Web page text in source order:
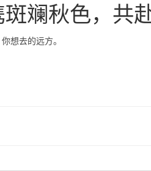
斓秋色，共
想去的远方。